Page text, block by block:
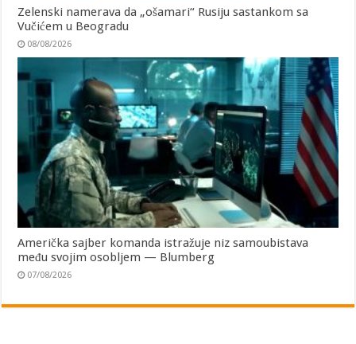
Zelenski namerava da „ošamari“ Rusiju sastankom sa
Vučićem u Beogradu
08/08/2026
Američka sajber komanda istražuje niz samoubistava
među svojim osobljem — Blumberg
07/08/2026